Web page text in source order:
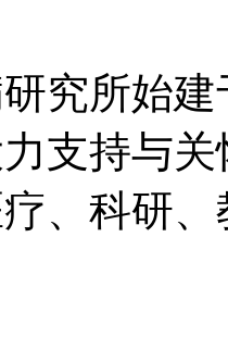
究所始
支持与
、科研